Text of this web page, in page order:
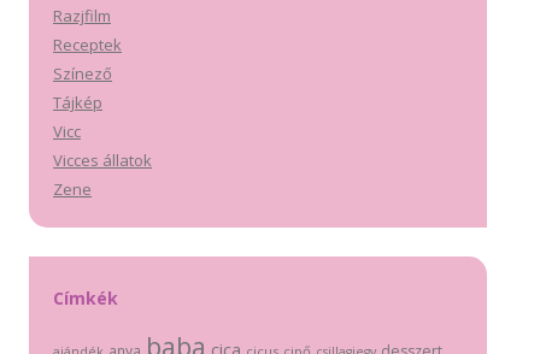
Razjfilm
Receptek
Színező
Tájkép
Vicc
Vicces állatok
Zene
Címkék
baba